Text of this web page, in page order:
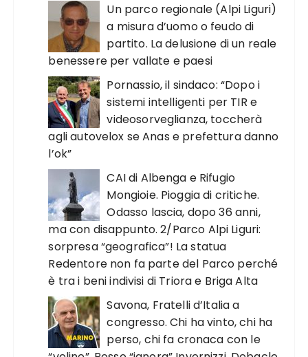
Un parco regionale (Alpi Liguri)
a misura d’uomo o feudo di
partito. La delusione di un reale
benessere per vallate e paesi
Pornassio, il sindaco: “Dopo i
sistemi intelligenti per TIR e
videosorveglianza, toccherà
agli autovelox se Anas e prefettura danno
l’ok”
CAI di Albenga e Rifugio
Mongioie. Pioggia di critiche.
Odasso lascia, dopo 36 anni,
ma con disappunto. 2/Parco Alpi Liguri:
sorpresa “geografica”! La statua
Redentore non fa parte del Parco perché
è tra i beni indivisi di Triora e Briga Alta
Savona, Fratelli d’Italia a
congresso. Chi ha vinto, chi ha
perso, chi fa cronaca con le